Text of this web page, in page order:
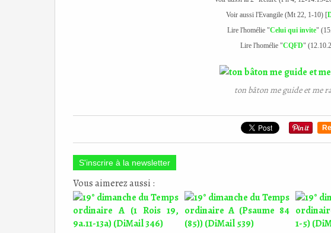
Voir aussi l'Evangile (Mt 22, 1-10) [
Lire l'homélie "Celui qui invite"
Lire l'homélie "CQFD"
ton bâton me guide et me
S'inscrire à la newsletter
Vous aimerez aussi :